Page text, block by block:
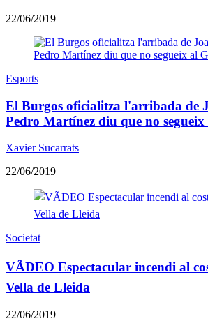
22/06/2019
Esports
El Burgos oficialitza l'arribada de
Pedro Martínez diu que no
Xavier Sucarrats
22/06/2019
Societat
VÃDEO Espectacular incendi al
Vella de Lleida
22/06/2019